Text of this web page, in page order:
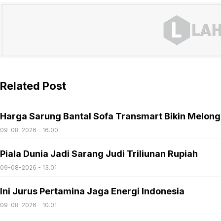
Related Post
Harga Sarung Bantal Sofa Transmart Bikin
09-08-2026 - 16.00
Piala Dunia Jadi Sarang Judi Triliunan Rupiah
09-08-2026 - 13.01
Ini Jurus Pertamina Jaga Energi Indonesia
09-08-2026 - 10.01